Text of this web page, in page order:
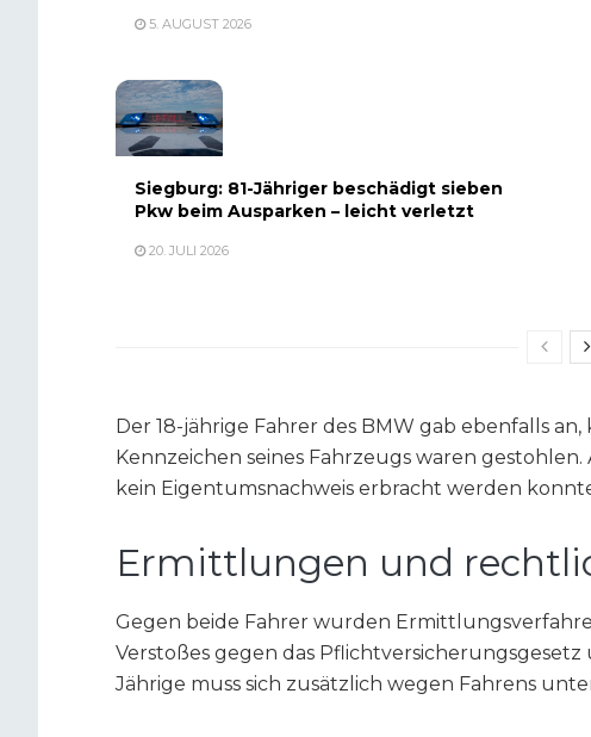
5. AUGUST 2026
Siegburg: 81-Jähriger beschädigt sieben
Pkw beim Ausparken – leicht verletzt
20. JULI 2026
Der 18-jährige Fahrer des BMW gab ebenfalls
Kennzeichen seines Fahrzeugs waren
kein Eigentumsnachweis erbracht werden
Ermittlungen und
Gegen beide Fahrer wurden
Verstoßes gegen das
Jährige muss sich zusätzlich wegen Fahrens